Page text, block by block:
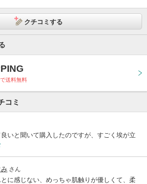
クチコミする
送料無料
コミ
いと聞いて購入したのですが、すごく埃が立
さん
に感じない、めっちゃ肌触りが優しくて、柔